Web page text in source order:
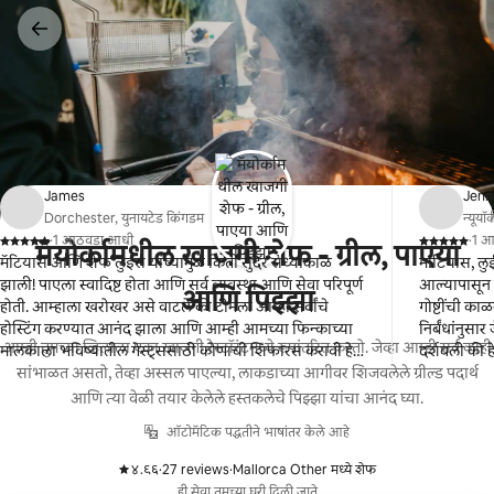
कंटेंटवर
मॅयोर्कामधील खाजगी शेफ - ग्रील, पाएया
आणि पिझ्झा
आम्ही तुमच्या व्हिलाला एका खाजगी रेस्टॉरंटमध्ये रूपांतरित करतो. जेव्हा आम्ही सर्व काही
सांभाळत असतो, तेव्हा अस्सल पाएल्या, लाकडाच्या आगीवर शिजवलेले ग्रील्ड पदार्थ
आणि त्या वेळी तयार केलेले हस्तकलेचे पिझ्झा यांचा आनंद घ्या.
ऑटोमॅटिक पद्धतीने भाषांतर केले आहे
४.९६·27 reviews·Mallorca Other मध्ये शेफ
James
Dorchester, युनायटेड किंगडम
,
·1 आठवडा आधी
मॅटियास आणि शेफ लुईस यांच्यामुळे किती सुंदर संध्याकाळ
झाली! पाएला स्वादिष्ट होता आणि सर्व व्यवस्था आणि सेवा परिपूर्ण
होती. आम्हाला खरोखर असे वाटले की टीमला आम्हा सर्वांचे
होस्टिंग करण्यात आनंद झाला आणि आम्ही आमच्या फिन्काच्या
मालकाला भविष्यातील गेस्ट्ससाठी कोणाची शिफारस करावी हे
कळवू.
,
·1
माटियास,
आल्यापासून
गोष्टींची
दर्शवली की
एक होते
राहिलो.